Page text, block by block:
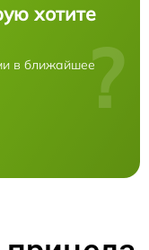
хотите
в ближайшее?